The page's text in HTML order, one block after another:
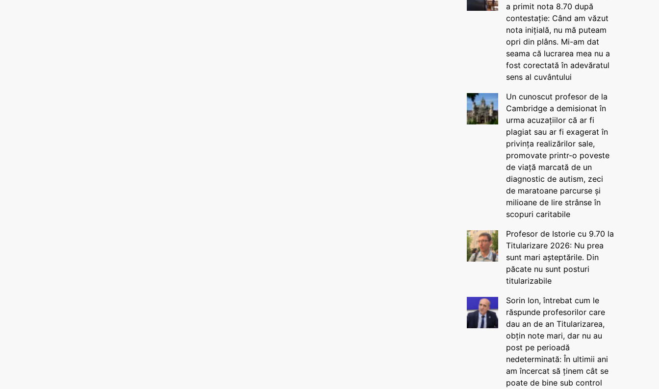
a primit nota 8.70 după
contestație: Când am văzut
nota inițială, nu mă puteam
opri din plâns. Mi-am dat
seama că lucrarea mea nu a
fost corectată în adevăratul
sens al cuvântului
Un cunoscut profesor de la
Cambridge a demisionat în
urma acuzațiilor că ar fi
plagiat sau ar fi exagerat în
privința realizărilor sale,
promovate printr-o poveste
de viață marcată de un
diagnostic de autism, zeci
de maratoane parcurse și
milioane de lire strânse în
scopuri caritabile
Profesor de Istorie cu 9.70 la
Titularizare 2026: Nu prea
sunt mari așteptările. Din
păcate nu sunt posturi
titularizabile
Sorin Ion, întrebat cum le
răspunde profesorilor care
dau an de an Titularizarea,
obțin note mari, dar nu au
post pe perioadă
nedeterminată: În ultimii ani
am încercat să ținem cât se
poate de bine sub control